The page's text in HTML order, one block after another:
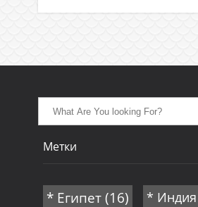
Метки
* Египет(16) * Индия